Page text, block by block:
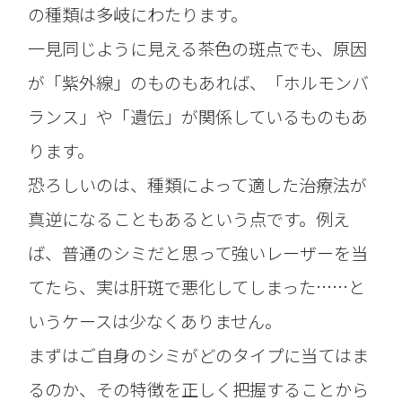
の種類は多岐にわたります。
一見同じように見える茶色の斑点でも、原因
が「紫外線」のものもあれば、「ホルモンバ
ランス」や「遺伝」が関係しているものもあ
ります。
恐ろしいのは、種類によって適した治療法が
真逆になることもあるという点です。例え
ば、普通のシミだと思って強いレーザーを当
てたら、実は肝斑で悪化してしまった……と
いうケースは少なくありません。
まずはご自身のシミがどのタイプに当てはま
るのか、その特徴を正しく把握することから